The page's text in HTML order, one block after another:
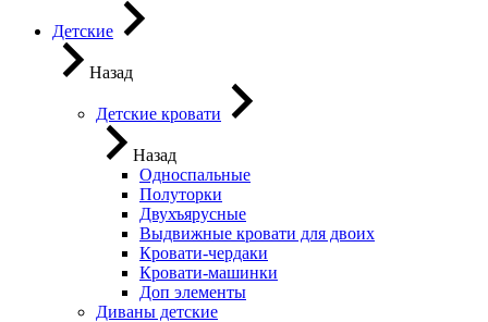
Детские
Назад
Детские кровати
Назад
Односпальные
Полуторки
Двухъярусные
Выдвижные кровати для двоих
Кровати-чердаки
Кровати-машинки
Доп элементы
Диваны детские